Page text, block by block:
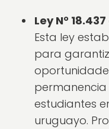
Ley N°
Esta ley
para
estudiantes
uruguayo.